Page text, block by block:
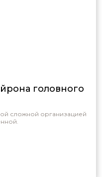
головного
сложной организацией